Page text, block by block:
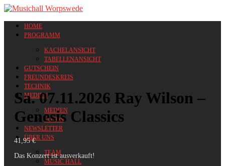
HOME
PROGRAMM
KACHELANSICHT
TABELLENANSICHT
GUTSCHEIN
FREUNDESKREIS
TECHNIK
MEDIEN
MEDIEN
FOTOS
NEWSLETTER
ÜBER UNS
TEAM
MUSIC HALL
Sa. 07.11.2026 Ray Wilson –
Genesis Classics
41,95€
Das Konzert ist ausverkauft!